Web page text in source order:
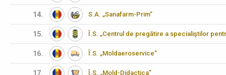
14. S.A. „Sanafarm-Prim”
15. Î.S. „Centrul de pregătire a specialiştilor
16. Î.S. „Moldaeroservice”
17. Î.S. „Mold-Didactica”